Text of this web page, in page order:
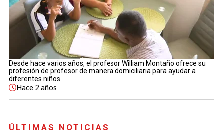
Desde hace varios años, el profesor William Montaño ofrece su
profesión de profesor de manera domiciliaria para ayudar a
diferentes niños
Hace 2 años
ÚLTIMAS NOTICIAS